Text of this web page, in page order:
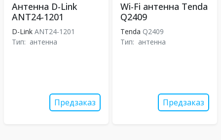
Антенна D-Link
ANT24-1201
D-Link ANT24-1201
Тип: антенна
Предзаказ
Wi-Fi антенна Tenda
Q2409
Tenda Q2409
Тип: антенна
Предзаказ